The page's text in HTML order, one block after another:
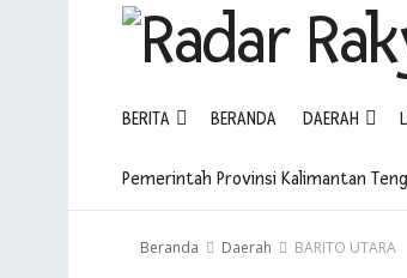
BERITA BERANDA DAERAH
Pemerintah Provinsi Kalimantan
Beranda Daerah BARITO UTARA